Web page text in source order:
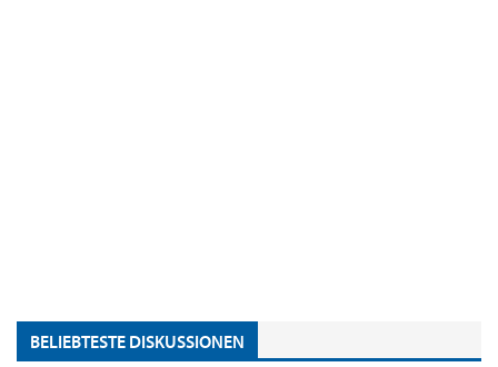
BELIEBTESTE DISKUSSIONEN